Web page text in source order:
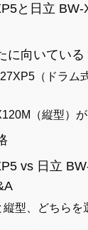
と日立 BW-
に向いている
（ドラム
（縦型）
vs 日立
縦型、どちらを